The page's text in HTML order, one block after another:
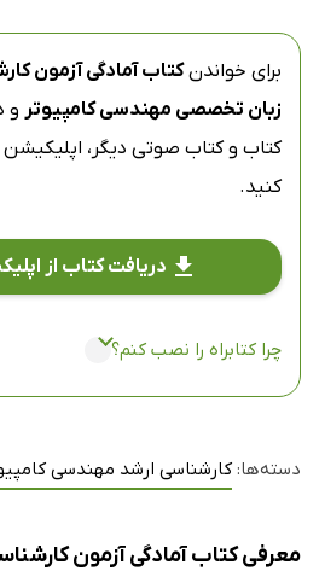
برای خواندنکتاب آمادگی آزمون
زبان تخصصی مهندسی کامپیوتر و
کتاب و کتاب صوتی دیگر، اپلیکیشن
کنید.
دریافت کتاب از
چرا کتابراه را نصب کنم؟
دسته‌ها: کارشناسی ارشد مهندسی
معرفی کتاب آمادگی آزمون